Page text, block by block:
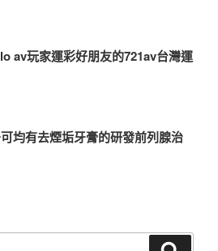
av玩家運彩好朋友的721av台灣運
均有去煙垢牙膏的研發前列腺治